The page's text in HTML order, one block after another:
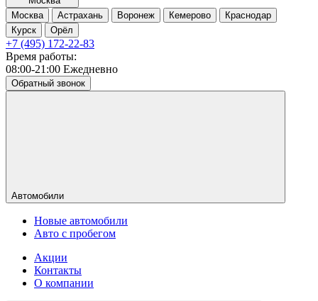
Москва
Астрахань Воронеж Кемерово
Краснодар
Курск
Орёл
+7 (495) 172-22-83
Время работы:
08:00-21:00 Ежедневно
Обратный звонок
Автомобили
Новые автомобили
Авто с пробегом
Акции
Контакты
О компании